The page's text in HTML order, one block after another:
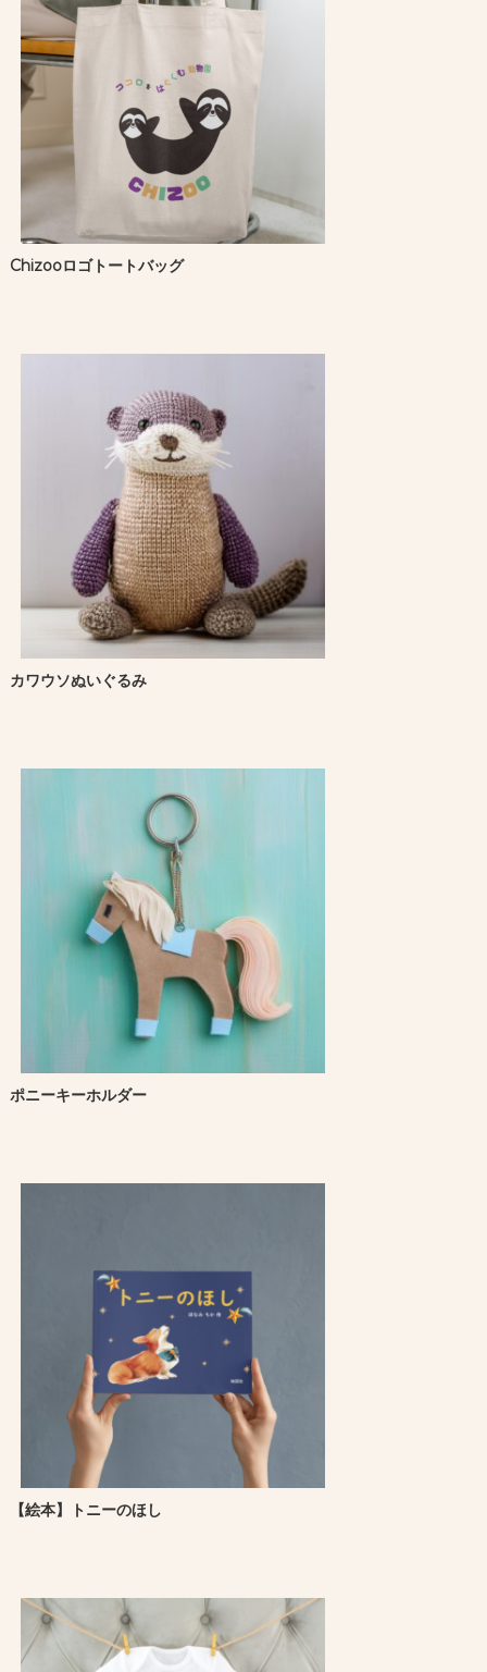
Chizooロゴトートバッグ
カワウソぬいぐるみ
ポニーキーホルダー
【絵本】トニーのほし